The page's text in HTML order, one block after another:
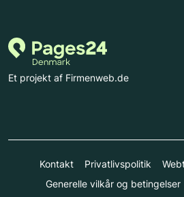
Et projekt af Firmenweb.de
Kontakt Privatlivspolitik
Generelle vilkår og betingelser